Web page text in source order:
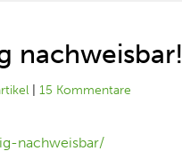
nachweisbar!
|15 Kommentare
nachweisbar/